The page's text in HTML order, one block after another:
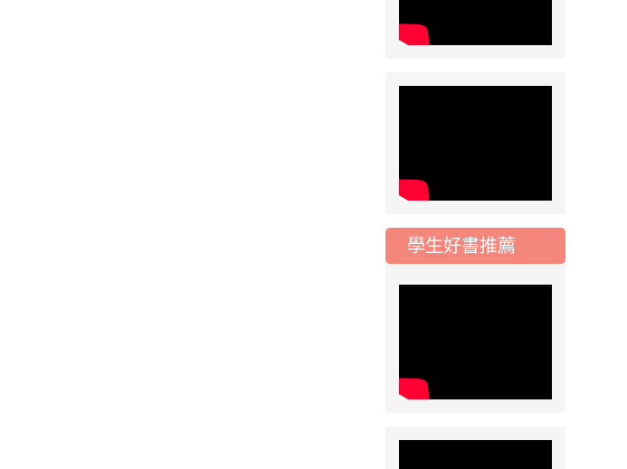
115學年度課後照顧
服務班教師甄選簡章
學校對面建案申請8
停」一案，請各位用
路人留意
2026-07-17
公告
比賽通知
學生好書推薦